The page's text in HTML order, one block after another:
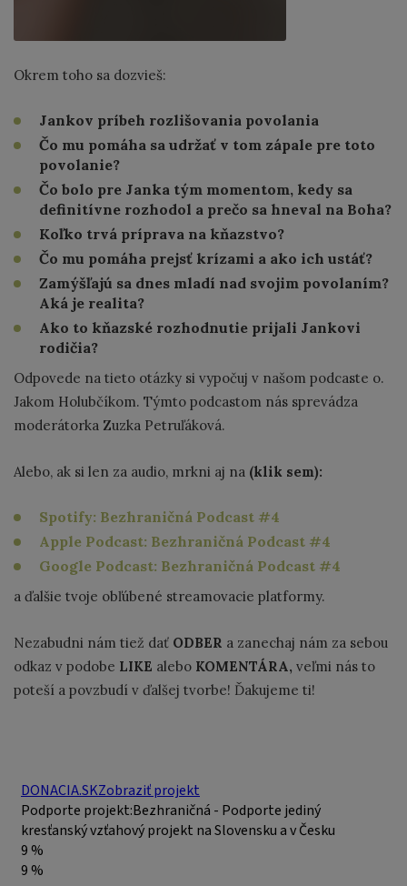
Okrem toho sa dozvieš:
Jankov príbeh rozlišovania povolania
Čo mu pomáha sa udržať v tom zápale pre toto
povolanie?
Čo bolo pre Janka tým momentom, kedy sa
definitívne rozhodol a prečo sa hneval na Boha?
Koľko trvá príprava na kňazstvo?
Čo mu pomáha prejsť krízami a ako ich ustáť?
Zamýšľajú sa dnes mladí nad svojim povolaním?
Aká je realita?
Ako to kňazské rozhodnutie prijali Jankovi
rodičia?
Odpovede na tieto otázky si vypočuj v našom podcaste o.
Jakom Holubčíkom. Týmto podcastom nás sprevádza
moderátorka Zuzka Petruľáková.
Alebo, ak si len za audio, mrkni aj na (klik sem):
Spotify: Bezhraničná Podcast #4
Apple Podcast: Bezhraničná Podcast #4
Google Podcast: Bezhraničná Podcast #4
a ďalšie tvoje obľúbené streamovacie platformy.
Nezabudni nám tiež dať ODBER a zanechaj nám za sebou
odkaz v podobe LIKE alebo KOMENTÁRA, veľmi nás to
poteší a povzbudí v ďalšej tvorbe! Ďakujeme ti!